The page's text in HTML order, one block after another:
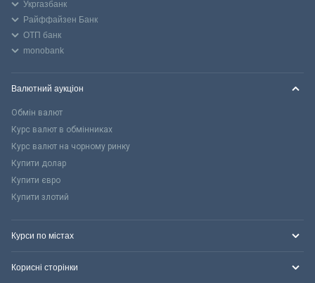
Укргазбанк
Райффайзен Банк
ОТП банк
monobank
Валютний аукціон
Обмін валют
Курс валют в обмінниках
Курс валют на чорному ринку
Купити долар
Купити євро
Купити злотий
Курси по містах
Корисні сторінки